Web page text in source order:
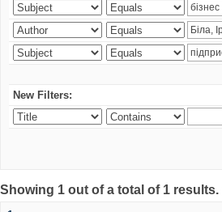
New Filters:
Showing 1 out of a total of 1 results.